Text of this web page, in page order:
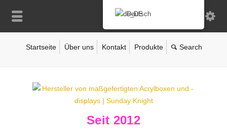
Startseite Über uns Kontakt Produkte
Seit 2012
Deutsch